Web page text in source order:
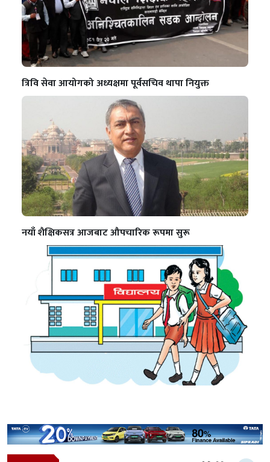
त्रिवि सेवा आयोगको अध्यक्षमा पूर्वसचिव थापा नियुक्त
नयाँ शैक्षिकसत्र आजबाट औपचारिक रूपमा सुरू